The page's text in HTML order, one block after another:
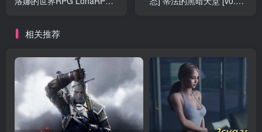
相关推荐